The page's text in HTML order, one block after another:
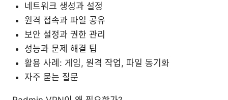
네트워크 생성과 설정
원격 접속과 파일 공유
보안 설정과 권한 관리
성능과 문제 해결 팁
활용 사례: 게임, 원격 작업, 파일 동기화
자주 묻는 질문